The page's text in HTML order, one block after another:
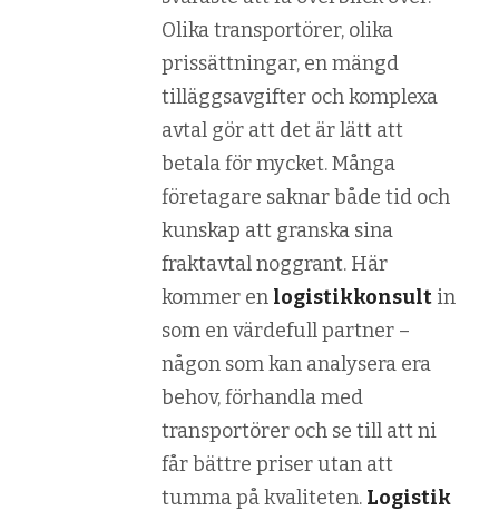
Olika transportörer, olika
prissättningar, en mängd
tilläggsavgifter och komplexa
avtal gör att det är lätt att
betala för mycket. Många
företagare saknar både tid och
kunskap att granska sina
fraktavtal noggrant. Här
kommer en logistikkonsult in
som en värdefull partner –
någon som kan analysera era
behov, förhandla med
transportörer och se till att ni
får bättre priser utan att
tumma på kvaliteten. Logistik